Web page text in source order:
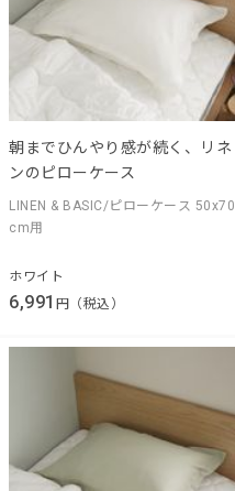
朝までひんやり感が続く、リネ
ンのピローケース
LINEN & BASIC/ピローケース 50x70
cm用
ホワイト
6,991 円（税込）